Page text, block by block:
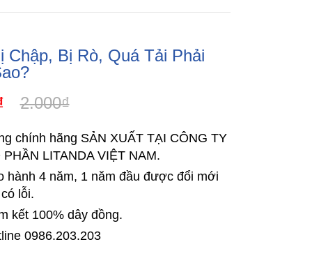
Chập, Bị Rò, Quá Tải Phải
2.000₫
chính hãng SẢN XUẤT TẠI CÔNG TY
PHẦN LITANDA VIỆT NAM.
hành 4 năm, 1 năm đầu được đổi mới
lỗi.
kết 100% dây đồng.
0986.203.203